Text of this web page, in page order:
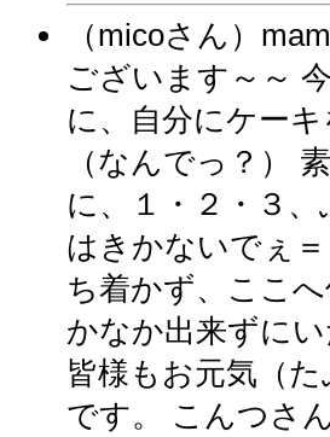
（micoさん）
ございます～～
に、自分にケー
（なんでっ？）
に、１・２・３
はきかないでぇ
ち着かず、ここ
かなか出来ずに
皆様もお元気（
です。 こんつさ